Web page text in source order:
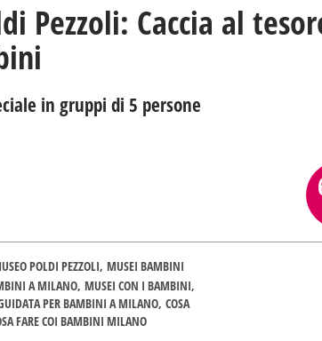
Pezzoli: Caccia al
in gruppi di 5 persone
POLDI PEZZOLI MUSEI BAMBINI
A MILANO MUSEI CON I BAMBINI
PER BAMBINI A MILANO COSA
FARE COI BAMBINI MILANO